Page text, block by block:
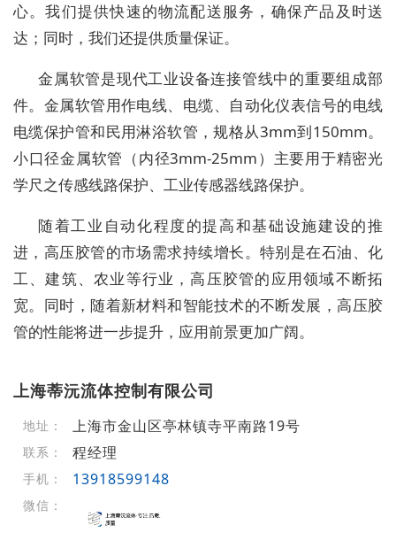
心。我们提供快速的物流配送服务，确保产品及时送
达；同时，我们还提供质量保证。
金属软管是现代工业设备连接管线中的重要组成部
件。金属软管用作电线、电缆、自动化仪表信号的电线
电缆保护管和民用淋浴软管，规格从3mm到150mm。
小口径金属软管（内径3mm-25mm）主要用于精密光
学尺之传感线路保护、工业传感器线路保护。
随着工业自动化程度的提高和基础设施建设的推
进，高压胶管的市场需求持续增长。特别是在石油、化
工、建筑、农业等行业，高压胶管的应用领域不断拓
宽。同时，随着新材料和智能技术的不断发展，高压胶
管的性能将进一步提升，应用前景更加广阔。
上海蒂沅流体控制有限公司
地址： 上海市金山区亭林镇寺平南路19号
联系： 程经理
手机： 13918599148
微信：